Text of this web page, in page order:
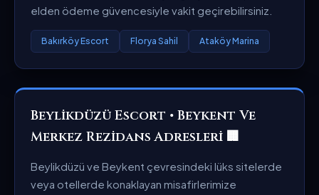
elden ödeme güvencesiyle vakit geçirebilirsiniz.
Bakırköy Escort Florya Sahil Ataköy Marina
Beylikdüzü Escort • Beykent Ve
Merkez Rezidans Adresleri 🏢
Beylikdüzü ve Beykent çevresindeki lüks sitelerde
veya otellerde konaklayan misafirlerimize